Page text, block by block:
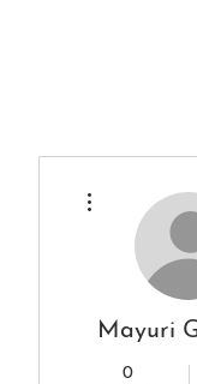
Mayuri
0